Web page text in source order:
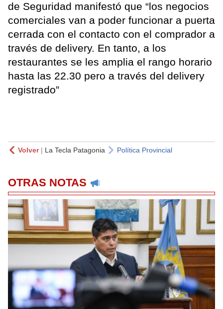
de Seguridad manifestó que “los negocios
comerciales van a poder funcionar a puerta
cerrada con el contacto con el comprador a
través de delivery. En tanto, a los
restaurantes se les amplia el rango horario
hasta las 22.30 pero a través del delivery
registrado”
Volver| La Tecla Patagonia Política Provincial
OTRAS NOTAS